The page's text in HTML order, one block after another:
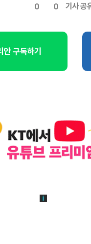
0 0 기사 공
안 구독하기